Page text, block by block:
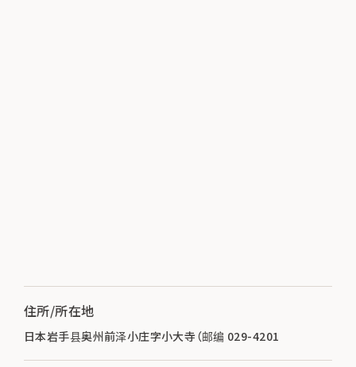
住所/所在地
日本岩手县奥州前泽小庄字小大寺（邮编 029-4201